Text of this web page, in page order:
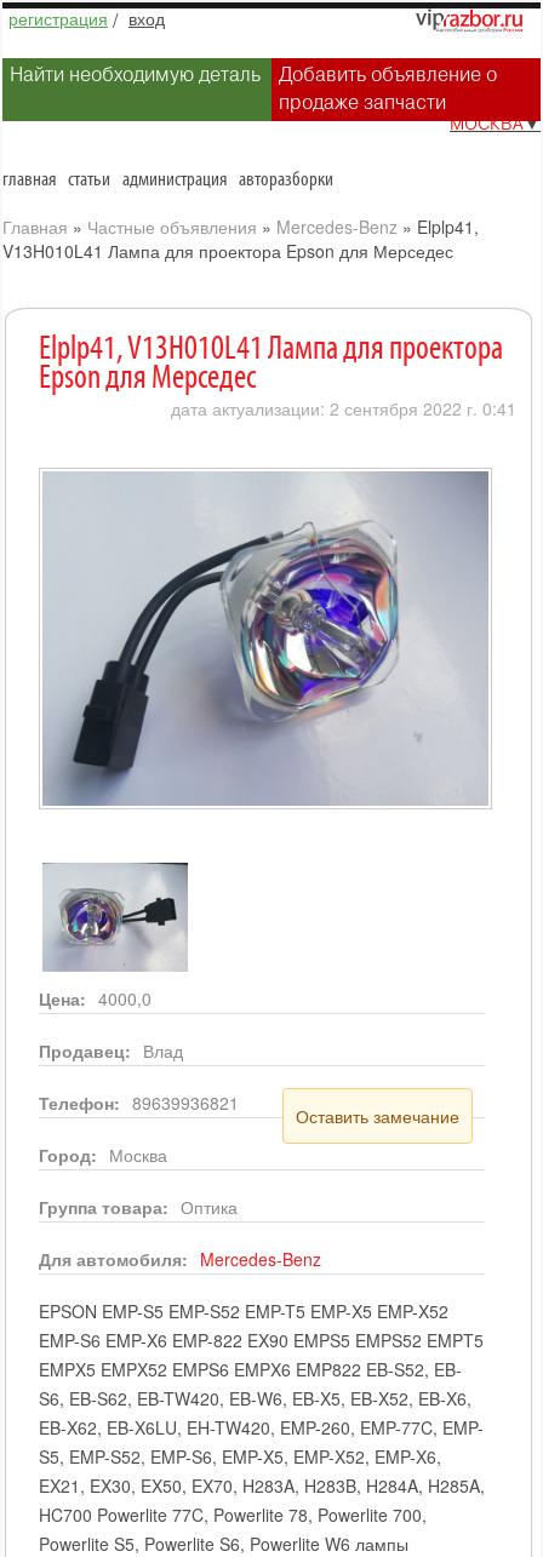
регистрация / вход
Найти необходимую деталь
Добавить объявление о
продаже запчасти
МОСКВА▼
главная статьи администрация авторазборки
Главная » Частные объявления » Mercedes-Benz » Elplp41,
V13H010L41 Лампа для проектора Epson для Мерседес
Elplp41, V13H010L41 Лампа для проектора
Epson для Мерседес
дата актуализации: 2 сентября 2022 г. 0:41
Цена: 4000,0
Продавец: Влад
Телефон: 89639936821
Оставить замечание
Город: Москва
Группа товара: Оптика
Для автомобиля: Mercedes-Benz
EPSON EMP-S5 EMP-S52 EMP-T5 EMP-X5 EMP-X52
EMP-S6 EMP-X6 EMP-822 EX90 EMPS5 EMPS52 EMPT5
EMPX5 EMPX52 EMPS6 EMPX6 EMP822 EB-S52, EB-
S6, EB-S62, EB-TW420, EB-W6, EB-X5, EB-X52, EB-X6,
EB-X62, EB-X6LU, EH-TW420, EMP-260, EMP-77C, EMP-
S5, EMP-S52, EMP-S6, EMP-X5, EMP-X52, EMP-X6,
EX21, EX30, EX50, EX70, H283A, H283B, H284A, H285A,
HC700 Powerlite 77C, Powerlite 78, Powerlite 700,
Powerlite S5, Powerlite S6, Powerlite W6 лампы